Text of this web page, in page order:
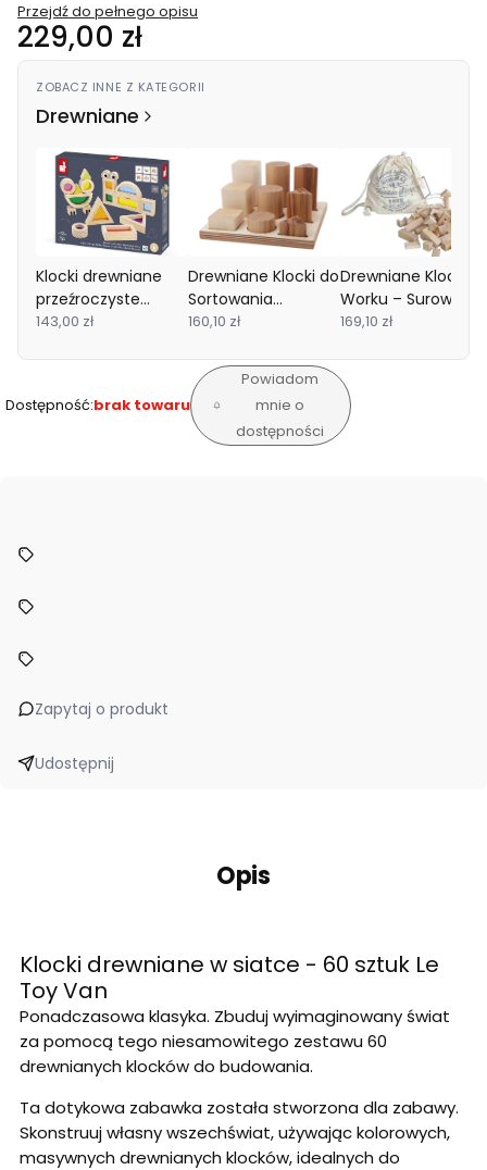
Przejdź do pełnego opisu
Cena
229,00 zł
ZOBACZ INNE Z KATEGORII
Drewniane
Klocki drewniane
przeźroczyste
kolorowe
143,00 zł
Drewniane Klocki do
Sortowania
Kształtów –
Wooden Story
160,10 zł
Drewniane Klocki w
Worku – Surowe, 50
elementów
169,10 zł
Dostępność:brak towaru
Powiadom
mnie o
dostępności
Zapytaj o produkt
Udostępnij
Opis
Klocki drewniane w siatce - 60 sztuk Le
Toy Van
Ponadczasowa klasyka. Zbuduj wyimaginowany świat
za pomocą tego niesamowitego zestawu 60
drewnianych klocków do budowania.
Ta dotykowa zabawka została stworzona dla zabawy.
Skonstruuj własny wszechświat, używając kolorowych,
masywnych drewnianych klocków, idealnych do